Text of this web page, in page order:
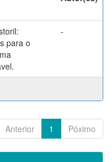
para o
-
Anterior 1 Póximo